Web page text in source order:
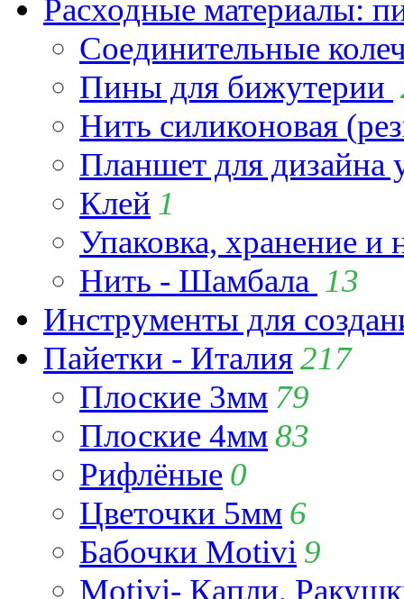
Расходные материалы:
Соединительные
Пины для бижутерии
Нить силиконовая
Планшет для
Клей 1
Упаковка, хранение и
Нить - Шамбала 13
Инструменты для
Пайетки - Италия217
Плоские 3мм 79
Плоские 4мм83
Рифлёные 0
Цветочки 5мм 6
Бабочки Motivi 9
Motivi- Капли,